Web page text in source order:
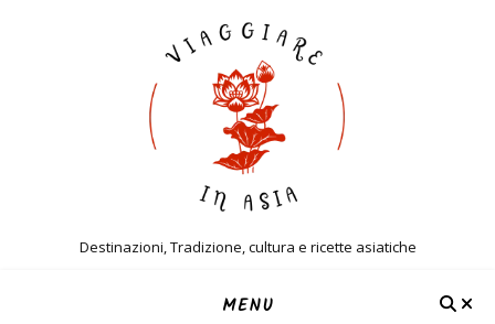
Destinazioni, Tradizione, cultura e ricette asiatiche
MENU